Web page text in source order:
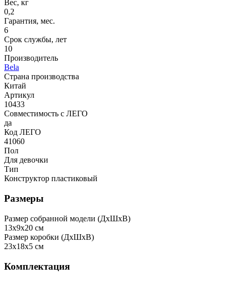
Вес, кг
0,2
Гарантия, мес.
6
Срок службы, лет
10
Производитель
Bela
Страна производства
Китай
Артикул
10433
Совместимость с ЛЕГО
да
Код ЛЕГО
41060
Пол
Для девочки
Тип
Конструктор пластиковый
Размеры
Размер собранной модели (ДxШxВ)
13x9x20 см
Размер коробки (ДxШxВ)
23x18x5 см
Комплектация